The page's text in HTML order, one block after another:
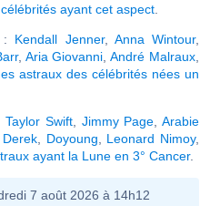
célébrités ayant cet aspect
: Kendall Jenner, Anna Wintour,
, Aria Giovanni ,André Malraux
astraux des célébrités nées un
Taylor Swift, Jimmy Page ,Arabie
Doyoung Leonard Nimoy,
ayant la Lune en 3° Cancer.
7 août 2026 à 14h12